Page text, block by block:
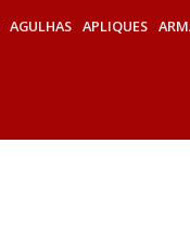
AGULHAS APLIQUES